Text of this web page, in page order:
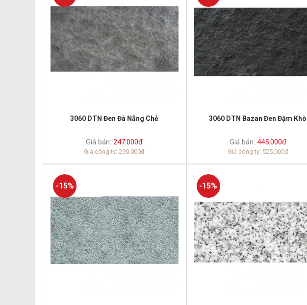
3060 DTN Đen Đà Nẵng Chẻ
Giá bán: 247.000đ
Giá công ty: 290.000đ
3060 DTN Bazan Đen Đậm Khò
Giá bán: 445.000đ
Giá công ty: 525.000đ
-15% -15%